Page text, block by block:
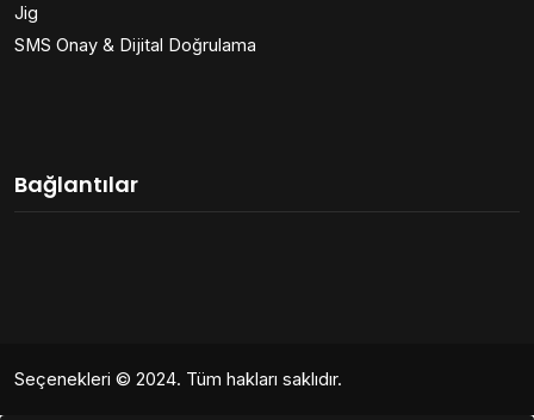
Jig
SMS Onay & Dijital Doğrulama
Bağlantılar
Seçenekleri © 2024. Tüm hakları saklıdır.